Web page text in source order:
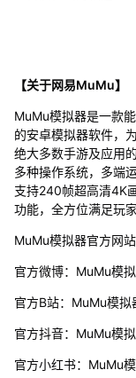
【关于网易MuMu】
MuMu模拟器是一款
的安卓模拟器软件，
绝大多数手游及应用
多种操作系统，多端
支持240帧超高清4K
功能，全方位满足玩
MuMu模拟器官方网站
官方微博：MuMu模
官方B站：MuMu模
官方抖音：MuMu模
官方小红书：MuMu